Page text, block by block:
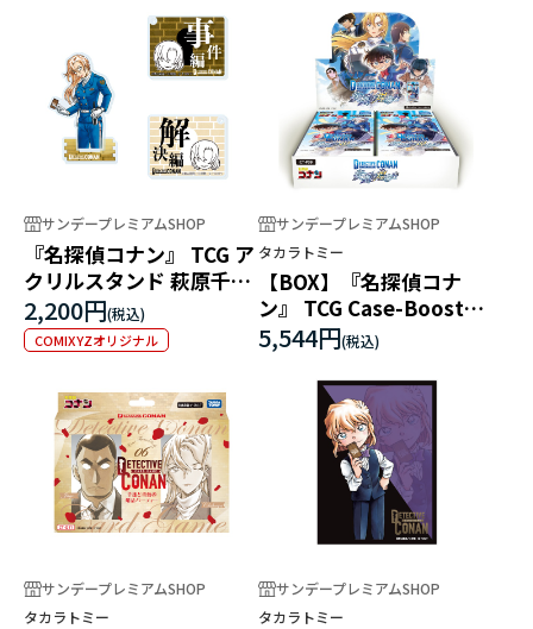
サンデープレミアムSHOP
『名探偵コナン』 TCG ア
クリルスタンド 萩原千速
（マーカー付）
2,200円
COMIXYZオリジナル
サンデープレミアムSHOP
タカラトミー
【BOX】『名探偵コナ
ン』 TCG Case-Booster
09 疾風の煌めき
5,544円
サンデープレミアムSHOP
タカラトミー
サンデープレミアムSHOP
タカラトミー